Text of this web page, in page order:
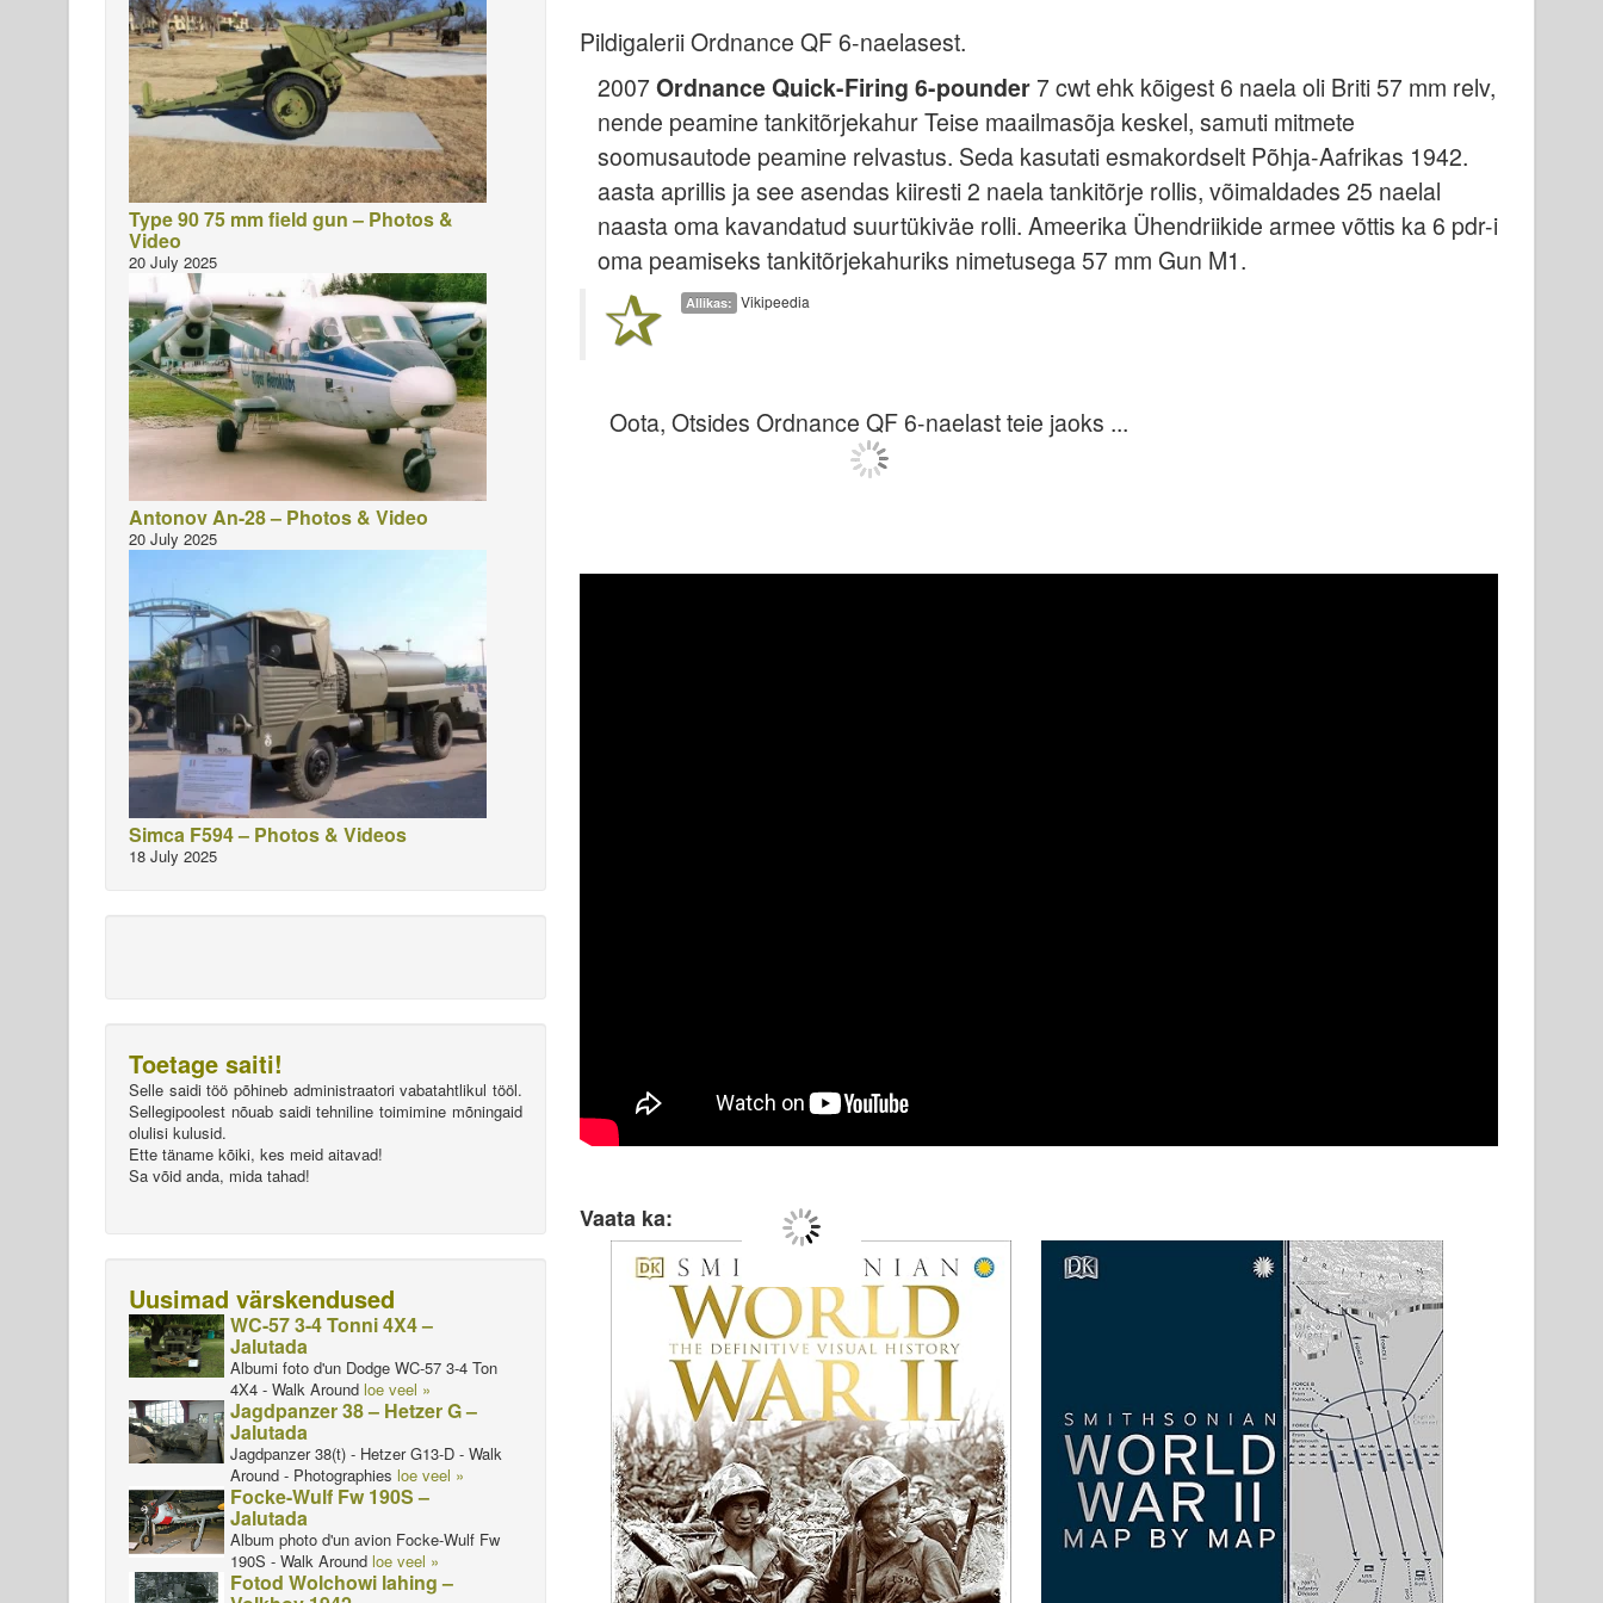
Pildigalerii Ordnance QF 6-naelasest.
2007Ordnance Quick-Firing 6-pounder 7 cwt ehk kõigest 6 naela oli Briti 57 mm relv,
nende peamine tankitõrjekahur Teise maailmasõja keskel, samuti mitmete
soomusautode peamine relvastus. Seda kasutati esmakordselt Põhja-Aafrikas 1942.
aasta aprillis ja see asendas kiiresti 2 naela tankitõrje rollis, võimaldades 25 naelal
naasta oma kavandatud suurtükiväe rolli. Ameerika Ühendriikide armee võttis ka 6 pdr-i
oma peamiseks tankitõrjekahuriks nimetusega 57 mm Gun M1.
Allikas: Vikipeedia
Oota, Otsides Ordnance QF 6-naelast teie jaoks ...
Vaata ka:
Type 90 75 mm field gun – Photos &
Video
20 July 2025
Antonov An-28 – Photos & Video
20 July 2025
Simca F594 – Photos & Videos
18 July 2025
Toetage saiti!
Selle saidi töö põhineb administraatori vabatahtlikul tööl.
Sellegipoolest nõuab saidi tehniline toimimine mõningaid
olulisi kulusid.
Ette täname kõiki, kes meid aitavad!
Sa võid anda, mida tahad!
Uusimad värskendused
WC-57 3-4 Tonni 4X4 –
Jalutada
Albumi foto d'un Dodge WC-57 3-4 Ton
4X4 - Walk Around loe veel »
Jagdpanzer 38 – Hetzer G –
Jalutada
Jagdpanzer 38(t) - Hetzer G13-D - Walk
Around - Photographies loe veel »
Focke-Wulf Fw 190S –
Jalutada
Album photo d'un avion Focke-Wulf Fw
190S - Walk Around loe veel »
Fotod Wolchowi lahing –